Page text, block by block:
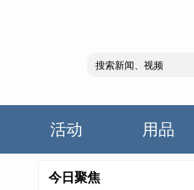
活动 用品
今日聚焦